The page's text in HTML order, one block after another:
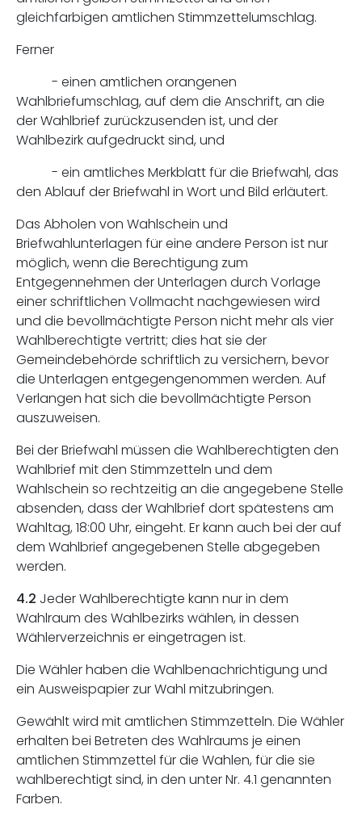
gleichfarbigen amtlichen Stimmzettelumschlag.
Ferner
- einen amtlichen orangenen
Wahlbriefumschlag, auf dem die Anschrift, an die
der Wahlbrief zurückzusenden ist, und der
Wahlbezirk aufgedruckt sind, und
- ein amtliches Merkblatt für die Briefwahl, das
den Ablauf der Briefwahl in Wort und Bild erläutert.
Das Abholen von Wahlschein und
Briefwahlunterlagen für eine andere Person ist nur
möglich, wenn die Berechtigung zum
Entgegennehmen der Unterlagen durch Vorlage
einer schriftlichen Vollmacht nachgewiesen wird
und die bevollmächtigte Person nicht mehr als vier
Wahlberechtigte vertritt; dies hat sie der
Gemeindebehörde schriftlich zu versichern, bevor
die Unterlagen entgegengenommen werden. Auf
Verlangen hat sich die bevollmächtigte Person
auszuweisen.
Bei der Briefwahl müssen die Wahlberechtigten den
Wahlbrief mit den Stimmzetteln und dem
Wahlschein so rechtzeitig an die angegebene Stelle
absenden, dass der Wahlbrief dort spätestens am
Wahltag, 18:00 Uhr, eingeht. Er kann auch bei der auf
dem Wahlbrief angegebenen Stelle abgegeben
werden.
4.2 Jeder Wahlberechtigte kann nur in dem
Wahlraum des Wahlbezirks wählen, in dessen
Wählerverzeichnis er eingetragen ist.
Die Wähler haben die Wahlbenachrichtigung und
ein Ausweispapier zur Wahl mitzubringen.
Gewählt wird mit amtlichen Stimmzetteln. Die Wähler
erhalten bei Betreten des Wahlraums je einen
amtlichen Stimmzettel für die Wahlen, für die sie
wahlberechtigt sind, in den unter Nr. 4.1 genannten
Farben.